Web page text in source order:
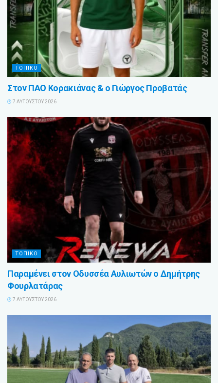
ΤΟΠΙΚΟ
Στον ΠΑΟ Κορακιάνας & ο Γιώργος Προβατάς
7 ΑΥΓΟΎΣΤΟΥ 2026
ΤΟΠΙΚΟ
Παραμένει στον Οδυσσέα Αυλιωτών ο Δημήτρης
Φουρλατάρας
7 ΑΥΓΟΎΣΤΟΥ 2026